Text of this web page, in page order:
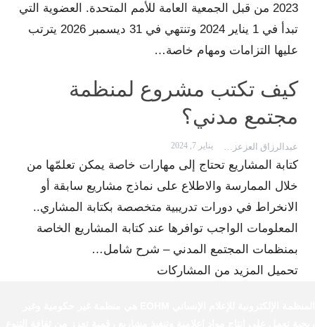
2023 من قبل الجمعية العامة للأمم المتحدة. العضوية التي
تبدأ في 1 يناير 2024 وتنتهي في 31 ديسمبر 2026 يترتب
عليها التزامات ومهام خاصة…
كيف تكتب مشروع لمنظمة
مجتمع مدني؟
يناير 7, 2024
كتابة المشاريع تحتاج إلى مهارات خاصة يمكن تعلمّها من
خلال الممارسة والاطلاع على نماذج مشاريع سابقة أو
الانخراط في دورات تدريبية متخصصة بكتابة المشاري..
المعلومات الواجب توافرها عند كتابة المشاريع الخاصة
بمنظمات المجتمع المدني – شرح شامل…
تحميل المزيد من المشاركات